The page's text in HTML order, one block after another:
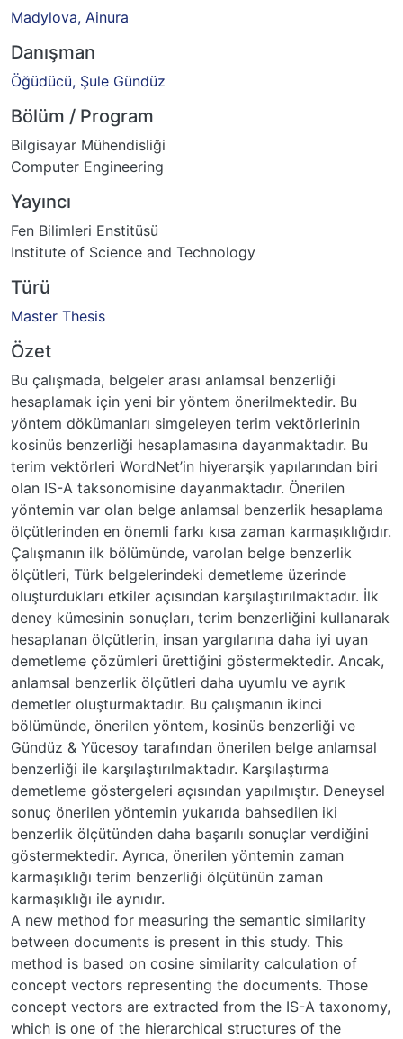
Madylova, Ainura
Danışman
Öğüdücü, Şule Gündüz
Bölüm / Program
Bilgisayar Mühendisliği
Computer Engineering
Yayıncı
Fen Bilimleri Enstitüsü
Institute of Science and Technology
Türü
Master Thesis
Özet
Bu çalışmada, belgeler arası anlamsal benzerliği
hesaplamak için yeni bir yöntem önerilmektedir. Bu
yöntem dökümanları simgeleyen terim vektörlerinin
kosinüs benzerliği hesaplamasına dayanmaktadır. Bu
terim vektörleri WordNet’in hiyerarşik yapılarından biri
olan IS-A taksonomisine dayanmaktadır. Önerilen
yöntemin var olan belge anlamsal benzerlik hesaplama
ölçütlerinden en önemli farkı kısa zaman karmaşıklığıdır.
Çalışmanın ilk bölümünde, varolan belge benzerlik
ölçütleri, Türk belgelerindeki demetleme üzerinde
oluşturdukları etkiler açısından karşılaştırılmaktadır. İlk
deney kümesinin sonuçları, terim benzerliğini kullanarak
hesaplanan ölçütlerin, insan yargılarına daha iyi uyan
demetleme çözümleri ürettiğini göstermektedir. Ancak,
anlamsal benzerlik ölçütleri daha uyumlu ve ayrık
demetler oluşturmaktadır. Bu çalışmanın ikinci
bölümünde, önerilen yöntem, kosinüs benzerliği ve
Gündüz & Yücesoy tarafından önerilen belge anlamsal
benzerliği ile karşılaştırılmaktadır. Karşılaştırma
demetleme göstergeleri açısından yapılmıştır. Deneysel
sonuç önerilen yöntemin yukarıda bahsedilen iki
benzerlik ölçütünden daha başarılı sonuçlar verdiğini
göstermektedir. Ayrıca, önerilen yöntemin zaman
karmaşıklığı terim benzerliği ölçütünün zaman
karmaşıklığı ile aynıdır.
A new method for measuring the semantic similarity
between documents is present in this study. This
method is based on cosine similarity calculation of
concept vectors representing the documents. Those
concept vectors are extracted from the IS-A taxonomy,
which is one of the hierarchical structures of the